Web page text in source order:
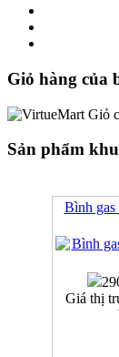
Giỏ hàng của
Giỏ
Sản phẩm
Bình gas
Giá thị